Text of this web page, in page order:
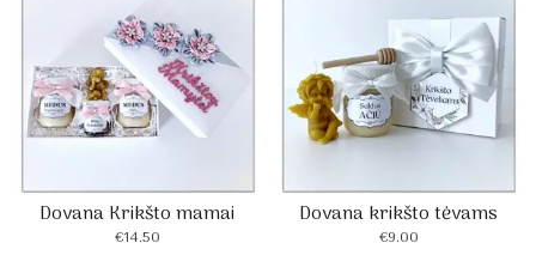
Dovana Krikšto mamai
€14.50
Dovana krikšto tėvams
€9.00